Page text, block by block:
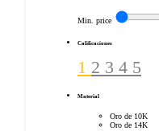
Min. price
Calificaciones
1 2 3 4 5
Material
Oro de 10K
Oro de 14K